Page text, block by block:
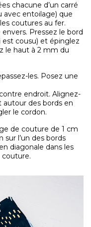
chacune d’un carré
avec entoilage) que
coutures au fer.
Pressez le bord
cousu) et épinglez
le haut à 2 mm du
les. Posez une
endroit. Alignez-
autour des bords en
le cordon.
de couture de 1 cm
l’un des bords
diagonale dans les
couture.